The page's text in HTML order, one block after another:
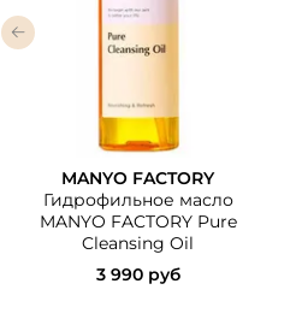
MANYO FACTORY
Гидрофильное масло
MANYO FACTORY Pure
Cleansing Oil
3 990 руб